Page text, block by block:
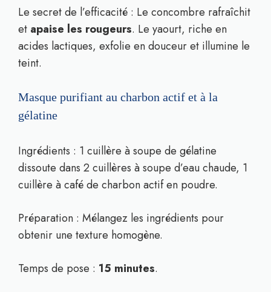
Le secret de l’efficacité : Le concombre rafraîchit
et apaise les rougeurs. Le yaourt, riche en
acides lactiques, exfolie en douceur et illumine le
teint.
Masque purifiant au charbon actif et à la
gélatine
Ingrédients : 1 cuillère à soupe de gélatine
dissoute dans 2 cuillères à soupe d’eau chaude, 1
cuillère à café de charbon actif en poudre.
Préparation : Mélangez les ingrédients pour
obtenir une texture homogène.
Temps de pose : 15 minutes.